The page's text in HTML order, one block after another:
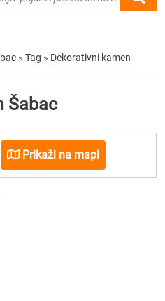
» Tag » Dekorativni kamen
Šabac
Prikaži na mapi